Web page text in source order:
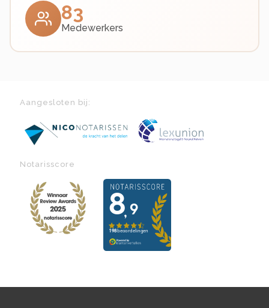
83
Medewerkers
Aangesloten bij:
Notarisscore